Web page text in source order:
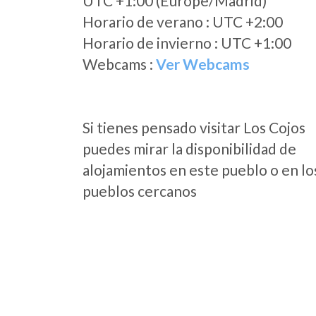
Horario de verano : UTC +2:00
Horario de invierno : UTC +1:00
Webcams : Ver Webcams
Si tienes pensado visitar Los Cojos
puedes mirar la disponibilidad de
alojamientos en este pueblo o en
pueblos cercanos